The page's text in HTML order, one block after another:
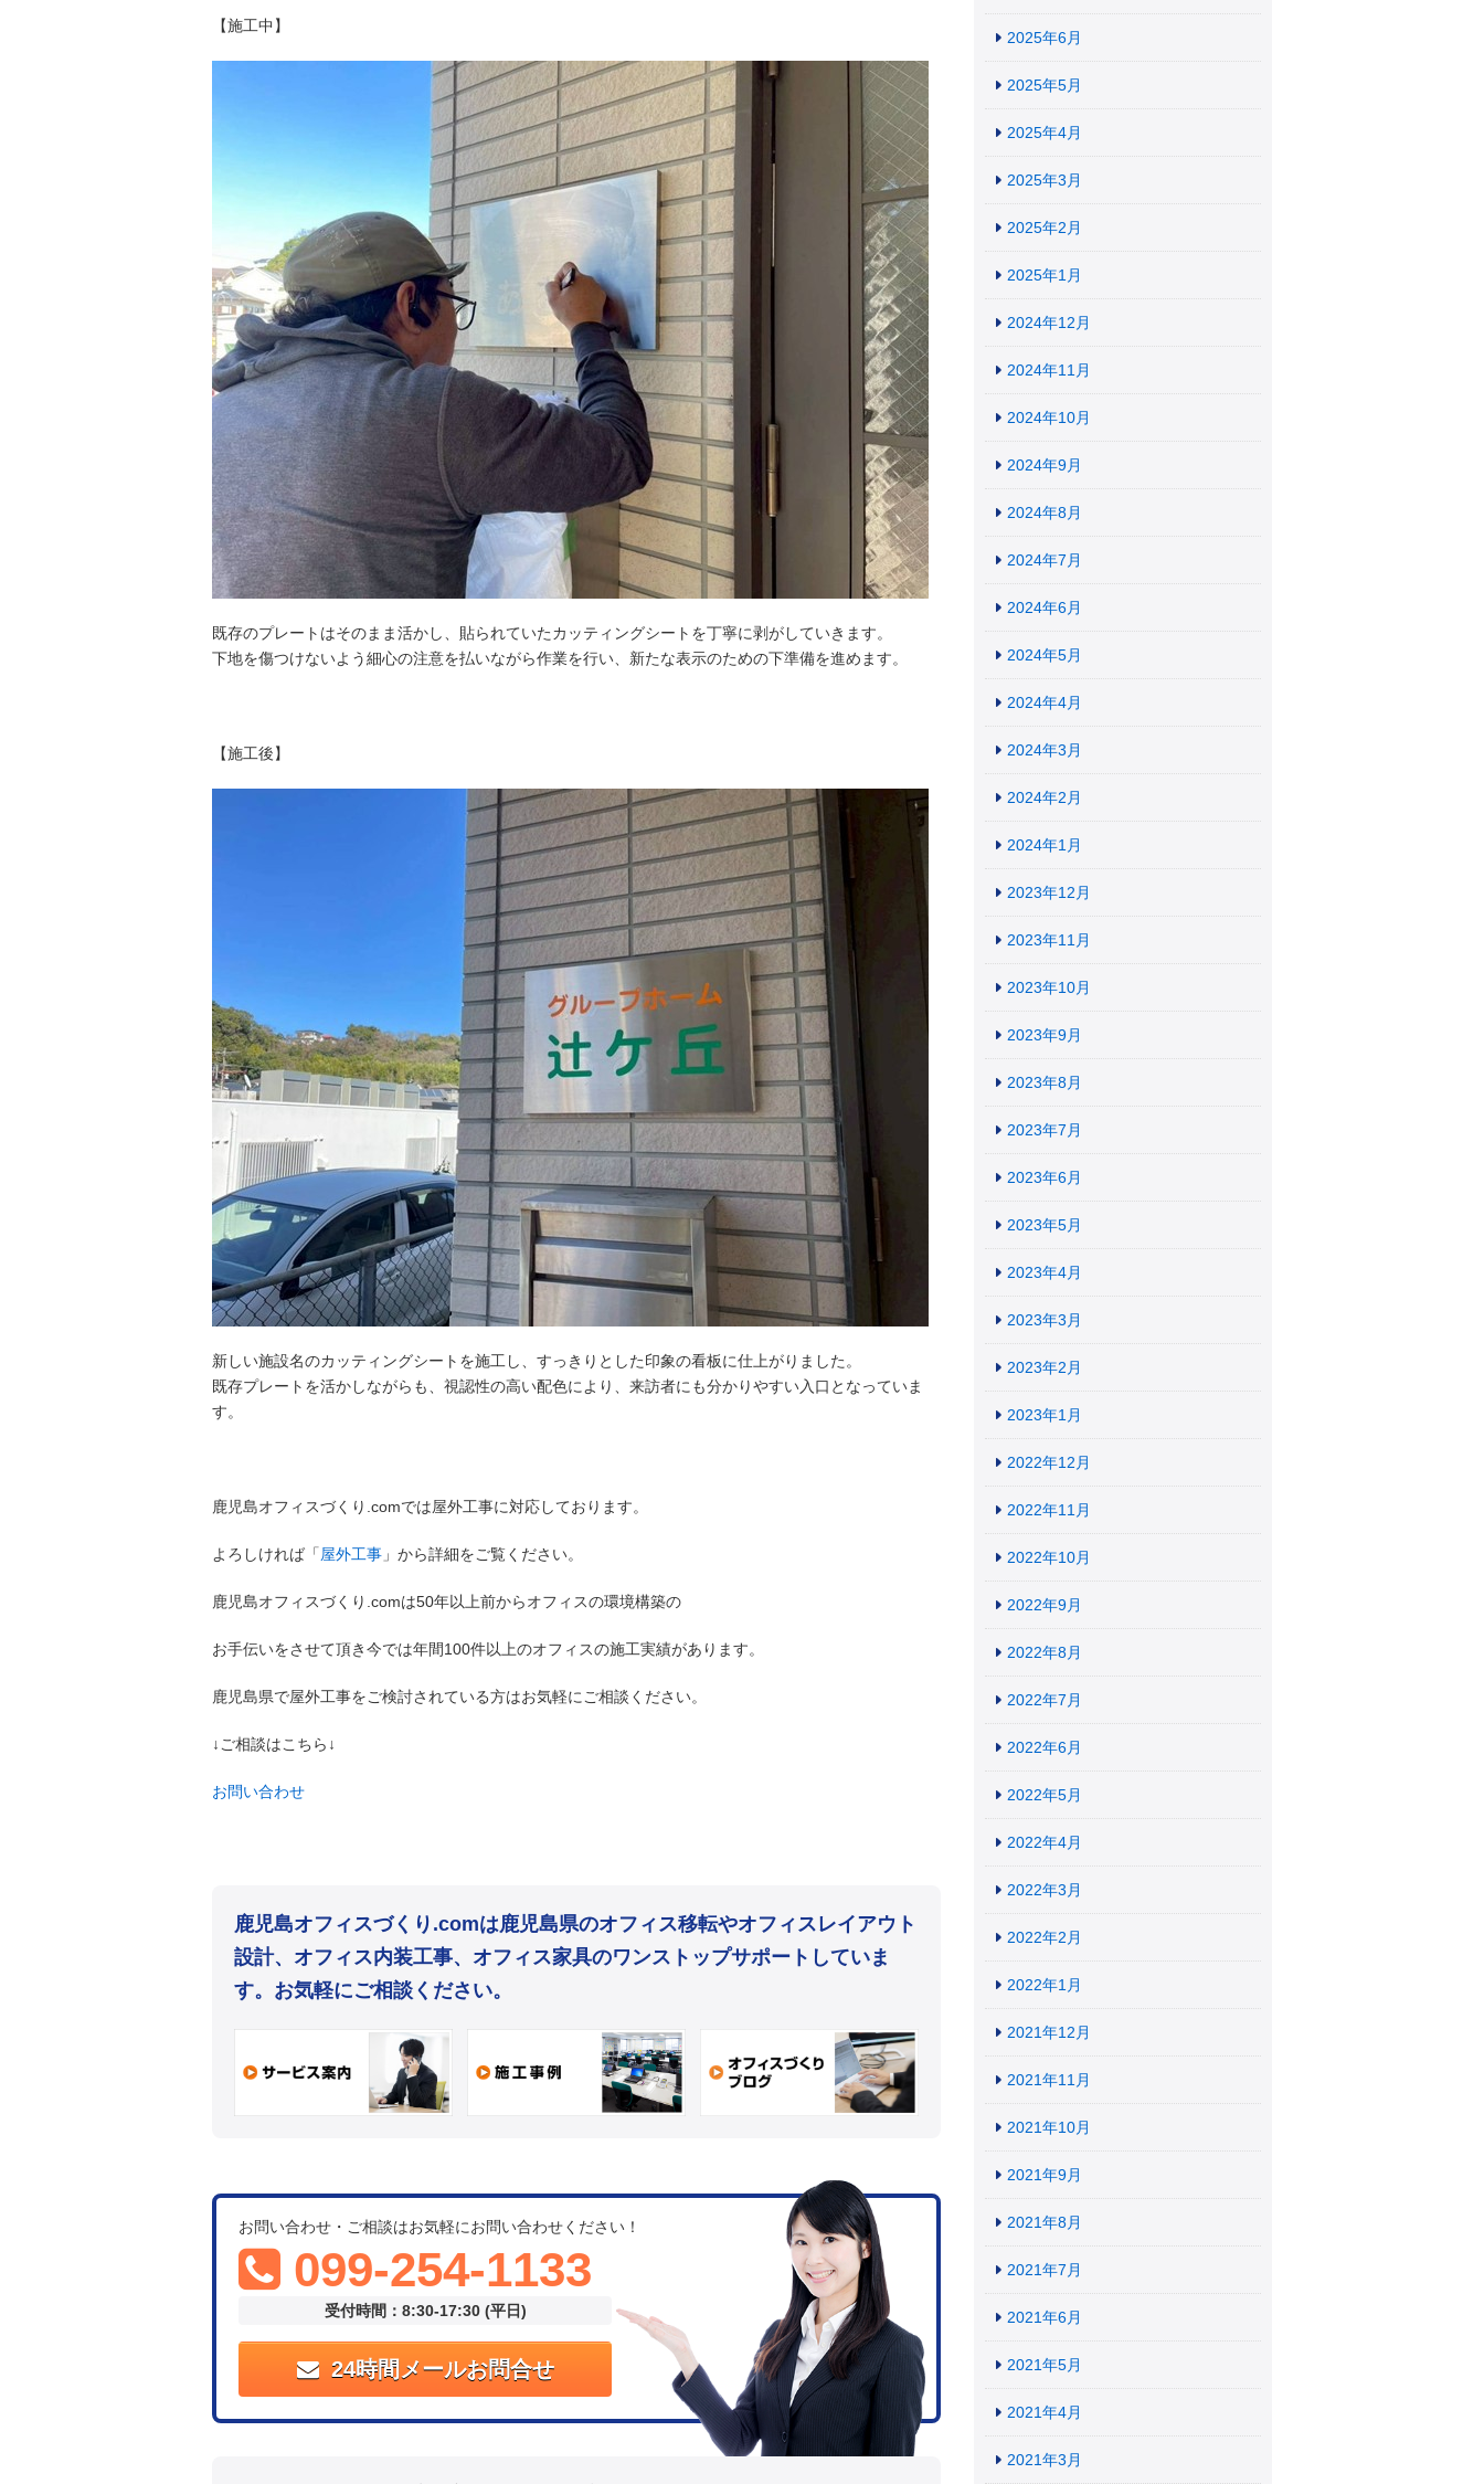
【施工中】
既存のプレートはそのまま活かし、貼られていたカッティングシートを丁寧に剥がしていきます。
下地を傷つけないよう細心の注意を払いながら作業を行い、新たな表示のための下準備を進めます。
【施工後】
新しい施設名のカッティングシートを施工し、すっきりとした印象の看板に仕上がりました。
既存プレートを活かしながらも、視認性の高い配色により、来訪者にも分かりやすい入口となっていま
す。
鹿児島オフィスづくり.comでは屋外工事に対応しております。
よろしければ「屋外工事 」から詳細をご覧ください。
鹿児島オフィスづくり.comは50年以上前からオフィスの環境構築の
お手伝いをさせて頂き今では年間100件以上のオフィスの施工実績があります。
鹿児島県で屋外工事をご検討されている方はお気軽にご相談ください。
↓ご相談はこちら↓
お問い合わせ
鹿児島オフィスづくり.comは鹿児島県のオフィス移転やオフィスレイアウト
設計、オフィス内装工事、オフィス家具のワンストップサポートしていま
す。お気軽にご相談ください。
お問い合わせ・ご相談はお気軽にお問い合わせください！
099-254-1133
受付時間：8:30-17:30 (平日)
24時間メールお問合せ
2025年6月
2025年5月
2025年4月
2025年3月
2025年2月
2025年1月
2024年12月
2024年11月
2024年10月
2024年9月
2024年8月
2024年7月
2024年6月
2024年5月
2024年4月
2024年3月
2024年2月
2024年1月
2023年12月
2023年11月
2023年10月
2023年9月
2023年8月
2023年7月
2023年6月
2023年5月
2023年4月
2023年3月
2023年2月
2023年1月
2022年12月
2022年11月
2022年10月
2022年9月
2022年8月
2022年7月
2022年6月
2022年5月
2022年4月
2022年3月
2022年2月
2022年1月
2021年12月
2021年11月
2021年10月
2021年9月
2021年8月
2021年7月
2021年6月
2021年5月
2021年4月
2021年3月